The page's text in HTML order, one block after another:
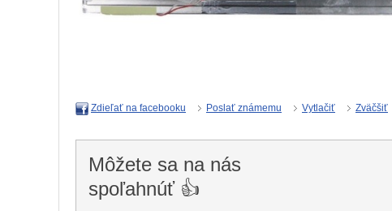
Zdieľať na facebooku Poslať známemu Vytlačiť Zväčšiť
Môžete sa na nás
spoľahnúť 👍